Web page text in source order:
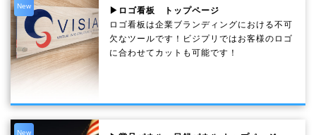
New
▶ロゴ看板 トップページ
ロゴ看板は企業ブランディングにおける不可
欠なツールです！ビジプリではお客様のロゴ
に合わせてカットも可能です！
New